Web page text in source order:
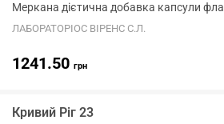
Меркана дієтична добавка капсули
ЛАБОРАТОРІОС ВІРЕНС С.Л.
1241.50 грн
Кривий Ріг 23